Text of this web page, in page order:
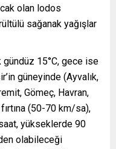
olan lodos
sağanak yağışlar
15°C, gece ise
güneyinde (Ayvalık,
Gömeç, Havran,
(50-70 km/sa),
yükseklerde 90
olabileceği